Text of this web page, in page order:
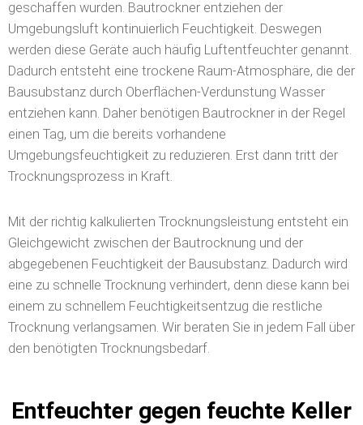
geschaffen wurden. Bautrockner entziehen der
Umgebungsluft kontinuierlich Feuchtigkeit. Deswegen
werden diese Geräte auch häufig Luftentfeuchter genannt.
Dadurch entsteht eine trockene Raum-Atmosphäre, die der
Bausubstanz durch Oberflächen-Verdunstung Wasser
entziehen kann. Daher benötigen Bautrockner in der Regel
einen Tag, um die bereits vorhandene
Umgebungsfeuchtigkeit zu reduzieren. Erst dann tritt der
Trocknungsprozess in Kraft.
Mit der richtig kalkulierten Trocknungsleistung entsteht ein
Gleichgewicht zwischen der Bautrocknung und der
abgegebenen Feuchtigkeit der Bausubstanz. Dadurch wird
eine zu schnelle Trocknung verhindert, denn diese kann bei
einem zu schnellem Feuchtigkeitsentzug die restliche
Trocknung verlangsamen. Wir beraten Sie in jedem Fall über
den benötigten Trocknungsbedarf.
Entfeuchter gegen feuchte Keller